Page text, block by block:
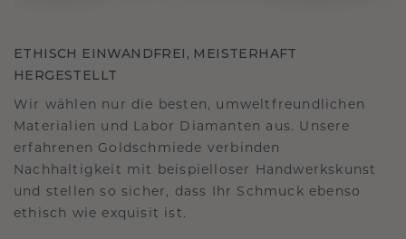
ETHISCH EINWANDFREI, MEISTERHAFT
HERGESTELLT
Wir wählen nur die besten, umweltfreundlichen
Materialien und Labor Diamanten aus. Unsere
erfahrenen Goldschmiede verbinden
Nachhaltigkeit mit beispielloser Handwerkskunst
und stellen so sicher, dass Ihr Schmuck ebenso
ethisch wie exquisit ist.